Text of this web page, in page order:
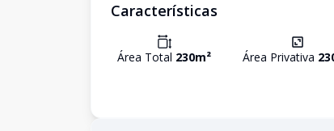
Características
Área Total 230m² Área Privativa